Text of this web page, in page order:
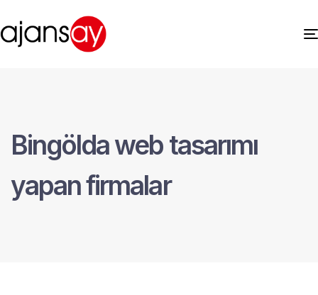
Bingölda web tasarımı
yapan firmalar